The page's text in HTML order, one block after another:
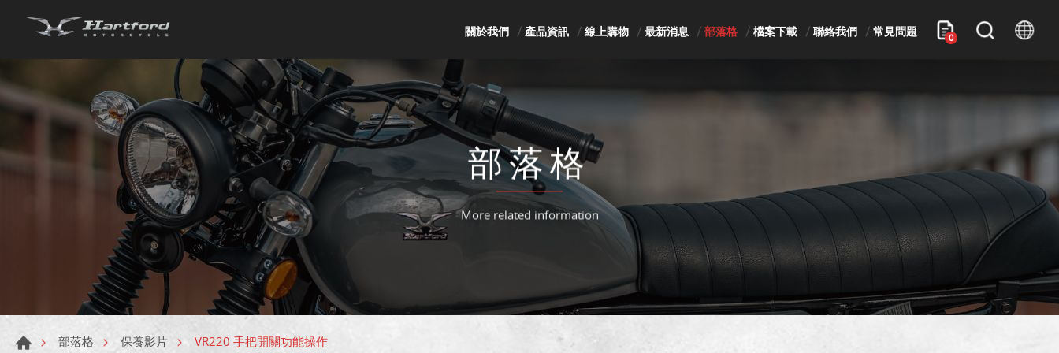
關於我們 產品資訊 線上購物 最新消息 部落格 檔案下載 聯絡我們 常見問題 0
部落格
More related information
部落格 保養影片 VR220 手把開關功能操作